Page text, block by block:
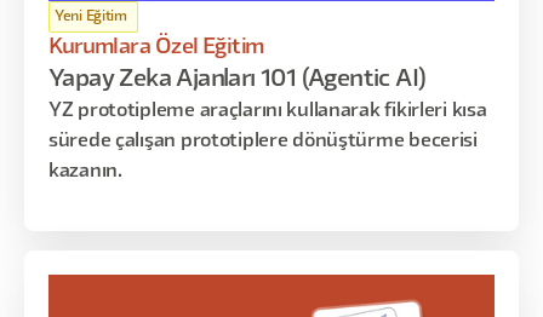
Yeni Eğitim
Kurumlara Özel Eğitim
Yapay Zeka Ajanları 101 (Agentic AI)
YZ prototipleme araçlarını kullanarak fikirleri kısa
sürede çalışan prototiplere dönüştürme becerisi
kazanın.